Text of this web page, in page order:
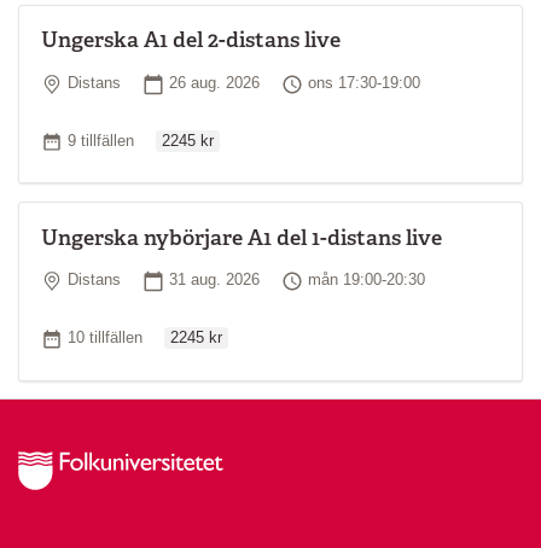
Ungerska A1 del 2-distans live
Plats
Distans Startdatum
26 aug. 2026 Tid
ons 17:30-19:00
Antal tillfällen
9 tillfällen 2245 kr
Ungerska nybörjare A1 del 1-distans live
Plats
Distans Startdatum
31 aug. 2026 Tid
mån 19:00-20:30
Antal tillfällen
10 tillfällen 2245 kr